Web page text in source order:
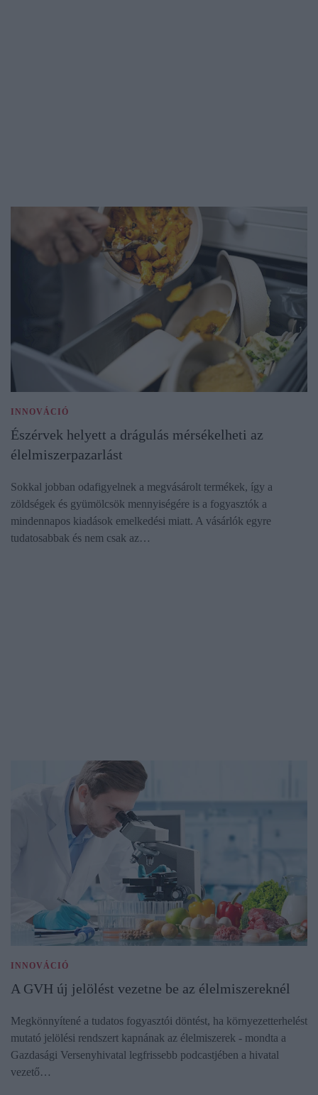
INNOVÁCIÓ
Észérvek helyett a drágulás mérsékelheti az
élelmiszerpazarlást
Sokkal jobban odafigyelnek a megvásárolt termékek, így a
zöldségek és gyümölcsök mennyiségére is a fogyasztók a
mindennapos kiadások emelkedési miatt. A vásárlók egyre
tudatosabbak és nem csak az…
INNOVÁCIÓ
A GVH új jelölést vezetne be az élelmiszereknél
Megkönnyítené a tudatos fogyasztói döntést, ha környezetterhelést
mutató jelölési rendszert kapnának az élelmiszerek - mondta a
Gazdasági Versenyhivatal legfrissebb podcastjében a hivatal
vezető…